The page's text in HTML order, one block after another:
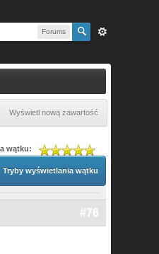
Forums
Wyświetl nową zawartość
wątku:
Tryby wyświetlania wątku
#76